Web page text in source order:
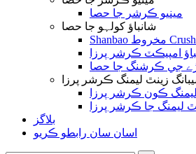
مينيو ڪرشر جا حصا
شانباؤ کولہو جا حصا
امپيڪٽ ڪرشر پرزا
جي ڪرشنگ جا حصا
زينٿ ليمنگ ڪرشر پرزا
ڪون ڪرشر پرزا
ليمنگ جا ڪرشر پرزا
بلاگز
اسان سان رابطو ڪريو